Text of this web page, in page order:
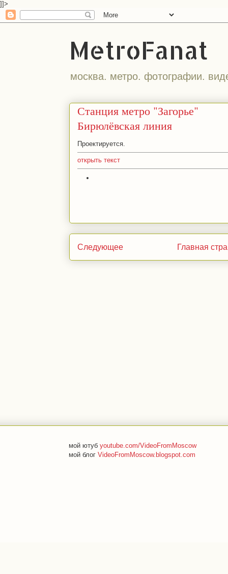
]]>
MetroFanat
москва. метро. фотографии.
Станция метро "Загорье"
Бирюлёвская линия
Проектируется.
открыть текст
Следующее Главная
мой ютуб youtube.com/VideoFromMoscow
мой блог VideoFromMoscow.blogspot.com